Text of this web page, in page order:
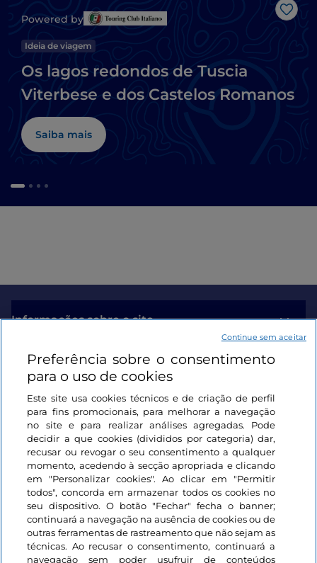
Powered by
Ideia de viagem
Os lagos redondos de Tuscia
Viterbese e dos Castelos Romanos
Saiba mais
Informações sobre o site
Ligações úteis
Iniciar sessão
Mantenha-se em contacto
Preferência sobre o consentimento
para o uso de cookies
Este site usa cookies técnicos e de criação de perfil
para fins promocionais, para melhorar a navegação
no site e para realizar análises agregadas. Pode
decidir a que cookies (divididos por categoria) dar,
recusar ou revogar o seu consentimento a qualquer
momento, acedendo à secção apropriada e clicando
em "Personalizar cookies". Ao clicar em "Permitir
todos", concorda em armazenar todos os cookies no
seu dispositivo. O botão "Fechar" fecha o banner;
continuará a navegação na ausência de cookies ou de
outras ferramentas de rastreamento que não sejam as
técnicas. Ao recusar o consentimento, continuará a
navegação sem poder usufruir de conteúdos
Continue sem aceitar